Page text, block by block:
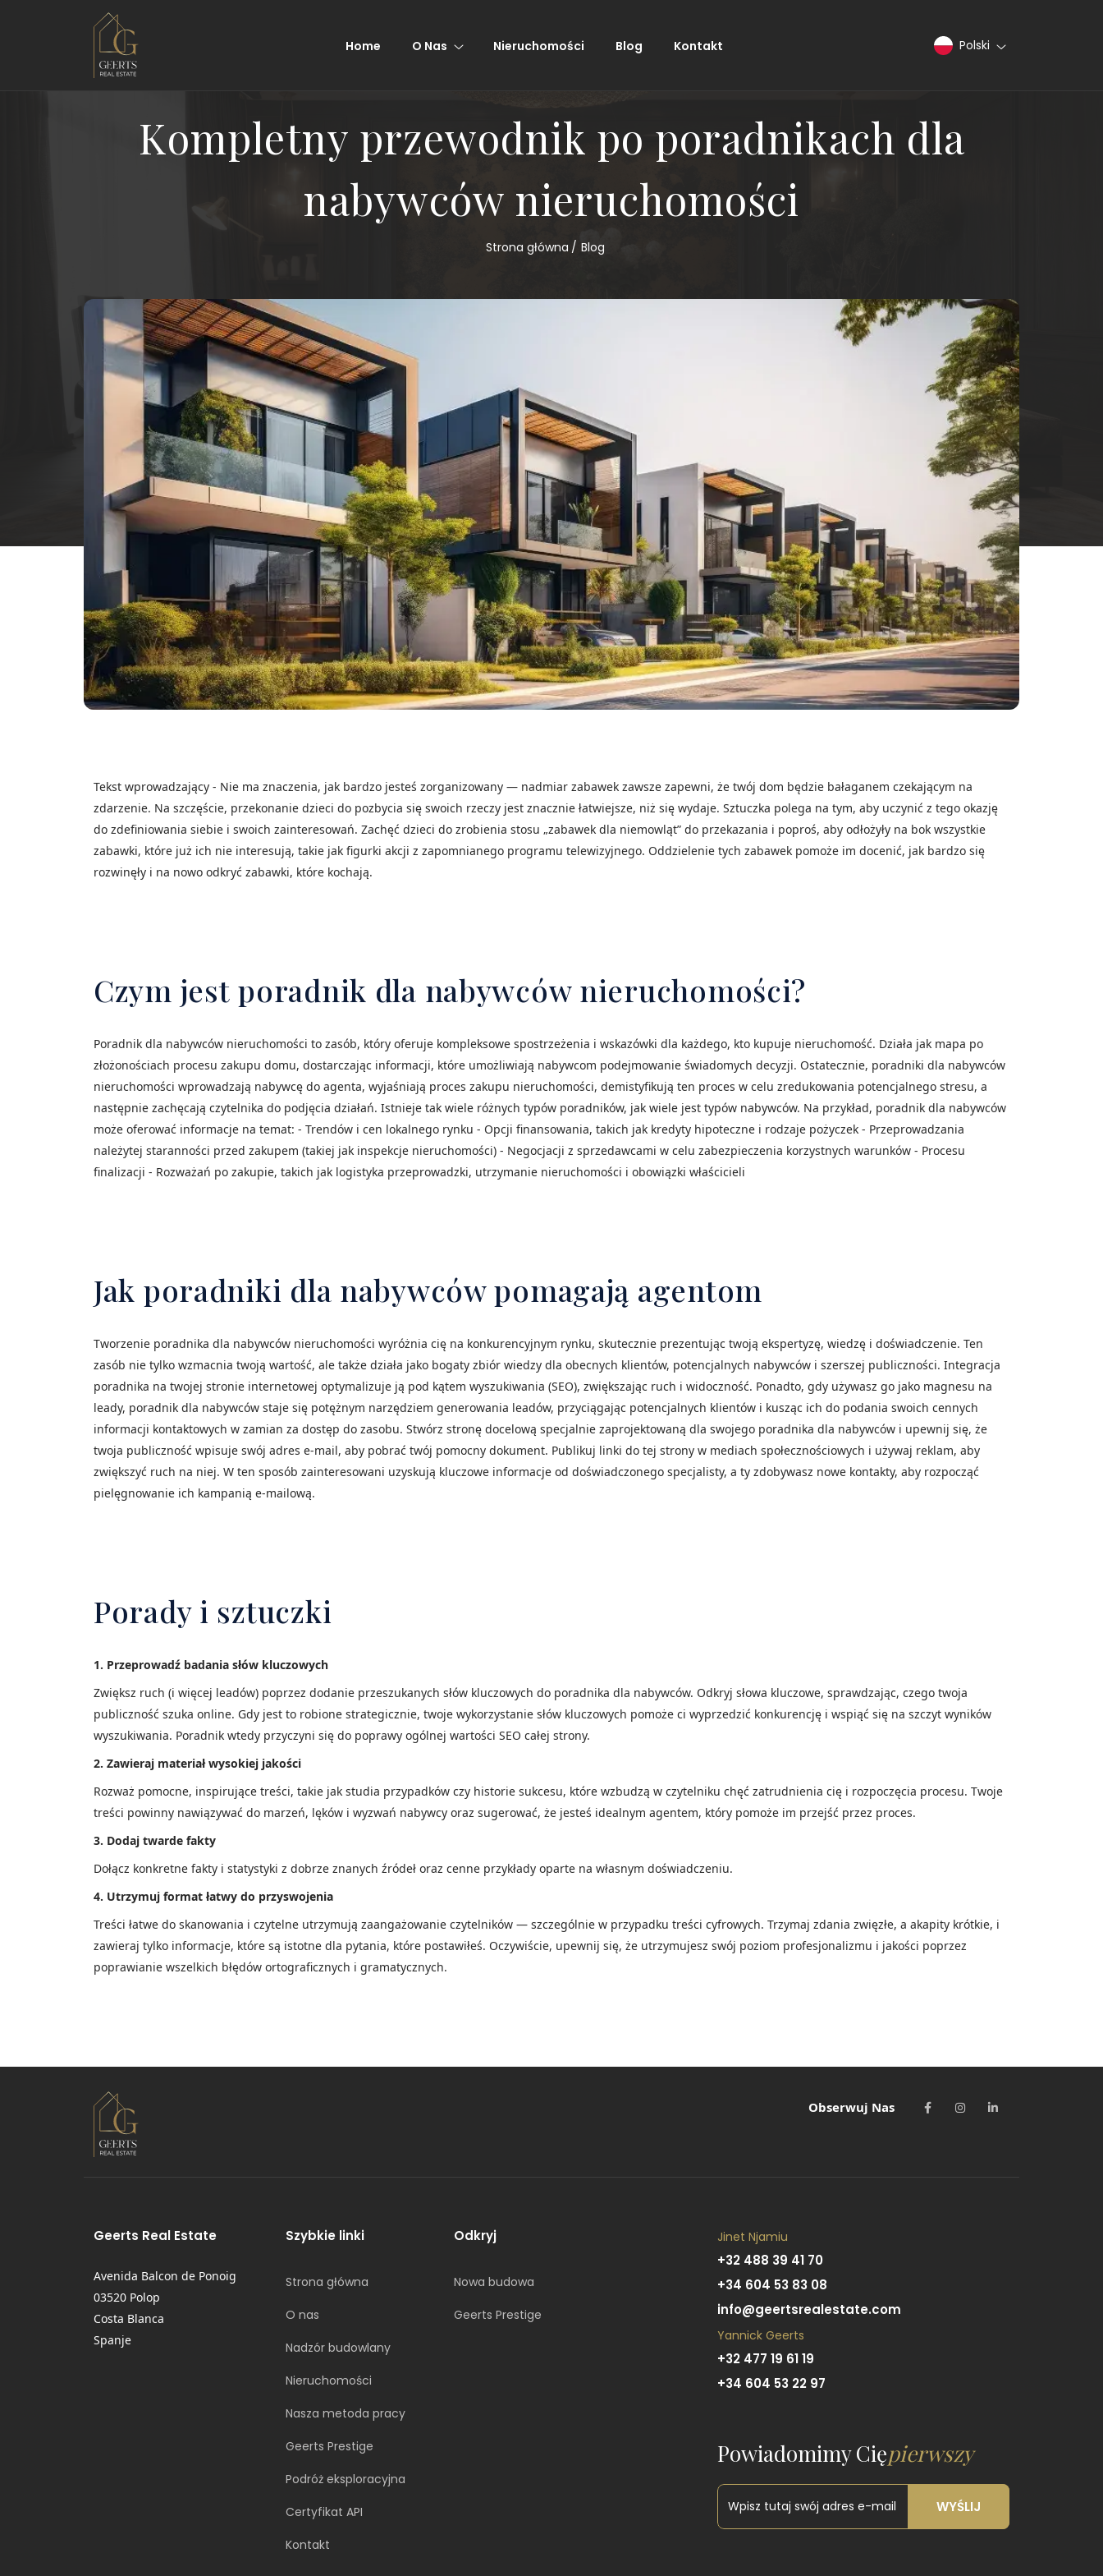
Home O Nas Nieruchomości Blog Kontakt Polski
Kompletny przewodnik po poradnikach dla
nabywców nieruchomości
Strona główna Blog
Tekst wprowadzający - Nie ma znaczenia, jak bardzo jesteś zorganizowany — nadmiar zabawek zawsze zapewni, że twój dom będzie bałaganem czekającym na
zdarzenie. Na szczęście, przekonanie dzieci do pozbycia się swoich rzeczy jest znacznie łatwiejsze, niż się wydaje. Sztuczka polega na tym, aby uczynić z tego okazję
do zdefiniowania siebie i swoich zainteresowań. Zachęć dzieci do zrobienia stosu „zabawek dla niemowląt” do przekazania i poproś, aby odłożyły na bok wszystkie
zabawki, które już ich nie interesują, takie jak figurki akcji z zapomnianego programu telewizyjnego. Oddzielenie tych zabawek pomoże im docenić, jak bardzo się
rozwinęły i na nowo odkryć zabawki, które kochają.
Czym jest poradnik dla nabywców nieruchomości?
Poradnik dla nabywców nieruchomości to zasób, który oferuje kompleksowe spostrzeżenia i wskazówki dla każdego, kto kupuje nieruchomość. Działa jak mapa po
złożonościach procesu zakupu domu, dostarczając informacji, które umożliwiają nabywcom podejmowanie świadomych decyzji. Ostatecznie, poradniki dla nabywców
nieruchomości wprowadzają nabywcę do agenta, wyjaśniają proces zakupu nieruchomości, demistyfikują ten proces w celu zredukowania potencjalnego stresu, a
następnie zachęcają czytelnika do podjęcia działań. Istnieje tak wiele różnych typów poradników, jak wiele jest typów nabywców. Na przykład, poradnik dla nabywców
może oferować informacje na temat: - Trendów i cen lokalnego rynku - Opcji finansowania, takich jak kredyty hipoteczne i rodzaje pożyczek - Przeprowadzania
należytej staranności przed zakupem (takiej jak inspekcje nieruchomości) - Negocjacji z sprzedawcami w celu zabezpieczenia korzystnych warunków - Procesu
finalizacji - Rozważań po zakupie, takich jak logistyka przeprowadzki, utrzymanie nieruchomości i obowiązki właścicieli
Jak poradniki dla nabywców pomagają agentom
Tworzenie poradnika dla nabywców nieruchomości wyróżnia cię na konkurencyjnym rynku, skutecznie prezentując twoją ekspertyzę, wiedzę i doświadczenie. Ten
zasób nie tylko wzmacnia twoją wartość, ale także działa jako bogaty zbiór wiedzy dla obecnych klientów, potencjalnych nabywców i szerszej publiczności. Integracja
poradnika na twojej stronie internetowej optymalizuje ją pod kątem wyszukiwania (SEO), zwiększając ruch i widoczność. Ponadto, gdy używasz go jako magnesu na
leady, poradnik dla nabywców staje się potężnym narzędziem generowania leadów, przyciągając potencjalnych klientów i kusząc ich do podania swoich cennych
informacji kontaktowych w zamian za dostęp do zasobu. Stwórz stronę docelową specjalnie zaprojektowaną dla swojego poradnika dla nabywców i upewnij się, że
twoja publiczność wpisuje swój adres e-mail, aby pobrać twój pomocny dokument. Publikuj linki do tej strony w mediach społecznościowych i używaj reklam, aby
zwiększyć ruch na niej. W ten sposób zainteresowani uzyskują kluczowe informacje od doświadczonego specjalisty, a ty zdobywasz nowe kontakty, aby rozpocząć
pielęgnowanie ich kampanią e-mailową.
Porady i sztuczki
1. Przeprowadź badania słów kluczowych
Zwiększ ruch (i więcej leadów) poprzez dodanie przeszukanych słów kluczowych do poradnika dla nabywców. Odkryj słowa kluczowe, sprawdzając, czego twoja
publiczność szuka online. Gdy jest to robione strategicznie, twoje wykorzystanie słów kluczowych pomoże ci wyprzedzić konkurencję i wspiąć się na szczyt wyników
wyszukiwania. Poradnik wtedy przyczyni się do poprawy ogólnej wartości SEO całej strony.
2. Zawieraj materiał wysokiej jakości
Rozważ pomocne, inspirujące treści, takie jak studia przypadków czy historie sukcesu, które wzbudzą w czytelniku chęć zatrudnienia cię i rozpoczęcia procesu. Twoje
treści powinny nawiązywać do marzeń, lęków i wyzwań nabywcy oraz sugerować, że jesteś idealnym agentem, który pomoże im przejść przez proces.
3. Dodaj twarde fakty
Dołącz konkretne fakty i statystyki z dobrze znanych źródeł oraz cenne przykłady oparte na własnym doświadczeniu.
4. Utrzymuj format łatwy do przyswojenia
Treści łatwe do skanowania i czytelne utrzymują zaangażowanie czytelników — szczególnie w przypadku treści cyfrowych. Trzymaj zdania zwięzłe, a akapity krótkie, i
zawieraj tylko informacje, które są istotne dla pytania, które postawiłeś. Oczywiście, upewnij się, że utrzymujesz swój poziom profesjonalizmu i jakości poprzez
poprawianie wszelkich błędów ortograficznych i gramatycznych.
Obserwuj Nas
Geerts Real Estate
Avenida Balcon de Ponoig
03520 Polop
Costa Blanca
Spanje
Szybkie linki
Strona główna
O nas
Nadzór budowlany
Nieruchomości
Nasza metoda pracy
Geerts Prestige
Podróż eksploracyjna
Certyfikat API
Kontakt
Odkryj
Nowa budowa
Geerts Prestige
Jinet Njamiu
+32 488 39 41 70
+34 604 53 83 08
info@geertsrealestate.com
Yannick Geerts
+32 477 19 61 19
+34 604 53 22 97
Powiadomimy Ciępierwszy
WYŚLIJ